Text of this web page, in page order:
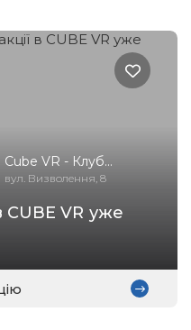
Cube VR - Клуб
Віртуальної
вул. Визволення, 8
CUBE VR уже